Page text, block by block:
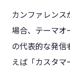
カンファレン
場合、テーマオ
の代表的な発信
えば「カスタマ